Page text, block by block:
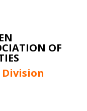
OF